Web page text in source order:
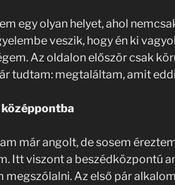
egy olyan helyet, ahol
veszik, hogy én ki
Az oldalon először csak
tudtam: megtaláltam, amit
már angolt, de sosem
Itt viszont a beszédközpontú
megszólalni. Az első pár